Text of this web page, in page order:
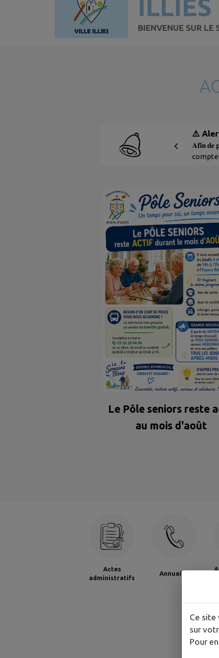
ILLIES
BIENVENUE SUR
⚠️
𝐀𝐟𝐢𝐧 𝐝𝐞
Le Pôle seniors reste
au mois d'août
Actes
administratifs
Annuaire
Ce site
sur
Pour